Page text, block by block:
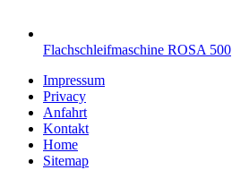
Flachschleifmaschine ROSA 500
Impressum
Privacy
Anfahrt
Kontakt
Home
Sitemap